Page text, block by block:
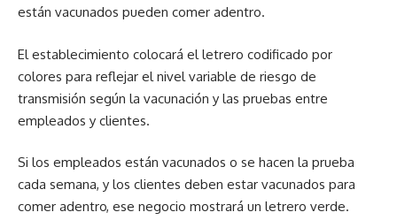
están vacunados pueden comer adentro.
El establecimiento colocará el letrero codificado por
colores para reflejar el nivel variable de riesgo de
transmisión según la vacunación y las pruebas entre
empleados y clientes.
Si los empleados están vacunados o se hacen la prueba
cada semana, y los clientes deben estar vacunados para
comer adentro, ese negocio mostrará un letrero verde.